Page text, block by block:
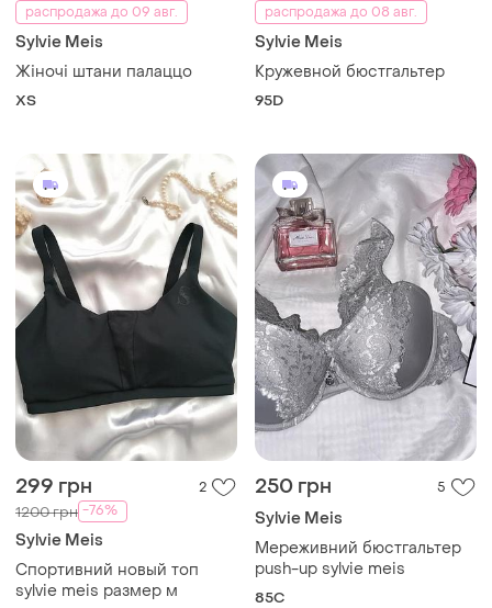
распродажа до 09 авг.
Sylvie Meis
Жіночі штани палаццо
ХS
распродажа до 08 авг.
Sylvie Meis
Кружевной бюстгальтер
95D
299 грн 2
1200 грн -76%
Sylvie Meis
Спортивний новый топ
sylvie meis размер м
250 грн 5
Sylvie Meis
Мереживний бюстгальтер
push-up sylvie meis
85C